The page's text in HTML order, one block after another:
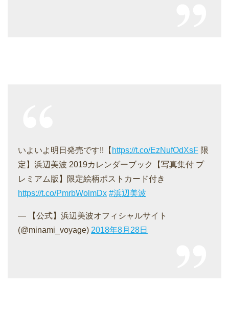
いよいよ明日発売です!!【 https://t.co/EzNufOdXsF 限
定】浜辺美波 2019カレンダーブック【写真集付 プ
レミアム版】限定絵柄ポストカード付き
https://t.co/PmrbWolmDx #浜辺美波
— 【公式】浜辺美波オフィシャルサイト
(@minami_voyage) 2018年8月28日